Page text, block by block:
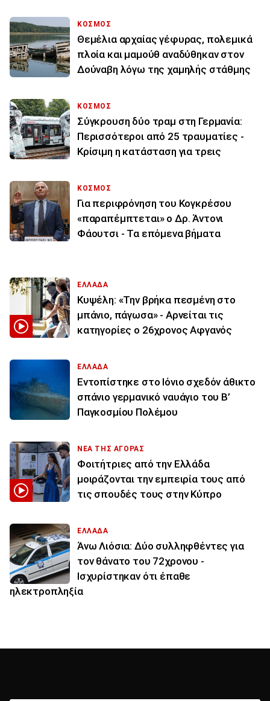
ΚΟΣΜΟΣ
Θεμέλια αρχαίας γέφυρας, πολεμικά
πλοία και μαμούθ αναδύθηκαν στον
Δούναβη λόγω της χαμηλής στάθμης
ΚΟΣΜΟΣ
Σύγκρουση δύο τραμ στη Γερμανία:
Περισσότεροι από 25 τραυματίες -
Κρίσιμη η κατάσταση για τρεις
ΚΟΣΜΟΣ
Για περιφρόνηση του Κογκρέσου
«παραπέμπτεται» ο Δρ. Άντονι
Φάουτσι - Τα επόμενα βήματα
ΕΛΛΑΔΑ
Κυψέλη: «Την βρήκα πεσμένη στο
μπάνιο, πάγωσα» - Αρνείται τις
κατηγορίες ο 26χρονος Αφγανός
ΕΛΛΑΔΑ
Εντοπίστηκε στο Ιόνιο σχεδόν άθικτο
σπάνιο γερμανικό ναυάγιο του Β’
Παγκοσμίου Πολέμου
ΝΕΑ ΤΗΣ ΑΓΟΡΑΣ
Φοιτήτριες από την Ελλάδα
μοιράζονται την εμπειρία τους από
τις σπουδές τους στην Κύπρο
ΕΛΛΑΔΑ
Άνω Λιόσια: Δύο συλληφθέντες για
τον θάνατο του 72χρονου -
Ισχυρίστηκαν ότι έπαθε
ηλεκτροπληξία